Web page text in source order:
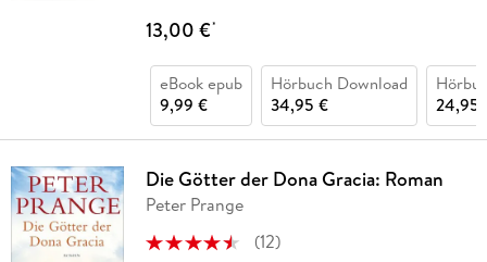
13,00 €*
eBook epub
9,99 €
Hörbuch Download
34,95 €
24,95
Die Götter der Dona Gracia: Roman
Peter Prange
(12)